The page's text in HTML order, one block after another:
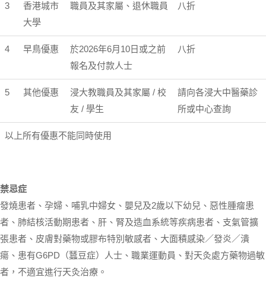
3
香港城市
大學
職員及其家屬、退休職員 八折
4 早鳥優惠
於2026年6月10日或之前
報名及付款人士
八折
5 其他優惠
浸大教職員及其家屬 / 校
友 / 學生
請向各浸大中醫藥診
所或中心查詢
以上所有優惠不能同時使用
禁忌症
發燒患者、孕婦、哺乳中婦女、嬰兒及2歲以下幼兒、惡性腫瘤患
者、肺結核活動期患者、肝、腎及造血系統等疾病患者、支氣管擴
張患者、皮膚對藥物或膠布特別敏感者、大面積感染／發炎／潰
瘍、患有G6PD（蠶豆症）人士、職業運動員、對天灸處方藥物過敏
者，不適宜進行天灸治療。